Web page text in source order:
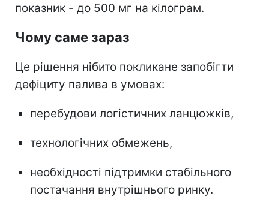
показник - до 500 мг на кілограм.
Чому саме зараз
Це рішення нібито покликане запобігти
дефіциту палива в умовах:
перебудови логістичних ланцюжків,
технологічних обмежень,
необхідності підтримки стабільного
постачання внутрішнього ринку.